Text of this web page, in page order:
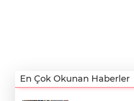
En Çok Okunan Haberler